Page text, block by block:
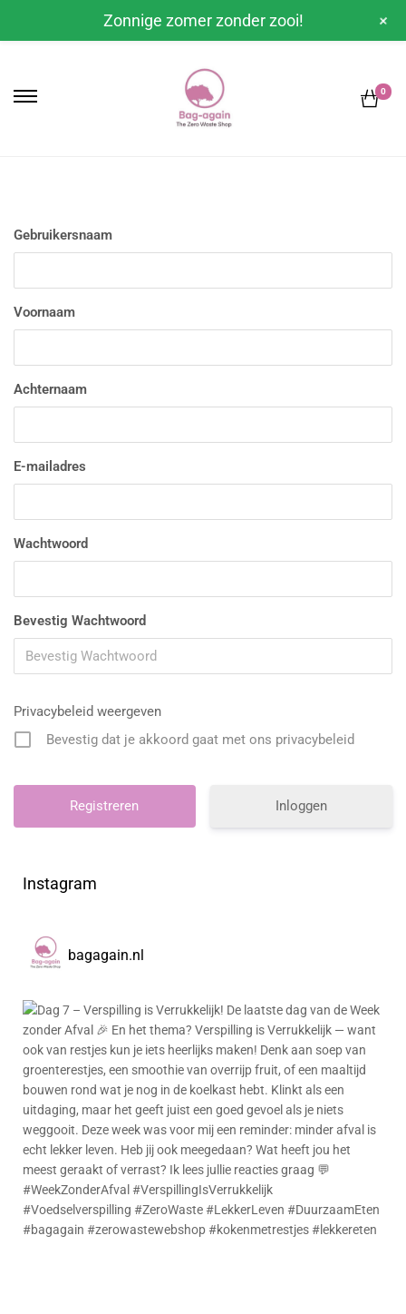
0
Gebruikersnaam
Voornaam
Achternaam
E-mailadres
Wachtwoord
Bevestig Wachtwoord
Privacybeleid weergeven
Bevestig dat je akkoord gaat met ons privacybeleid
Inloggen
Instagram
bagagain.nl
Zonnige zomer zonder zooi! +